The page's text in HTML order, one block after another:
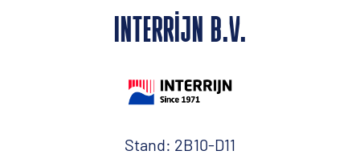
INTERRIJN B.V.
Stand: 2B10-D11